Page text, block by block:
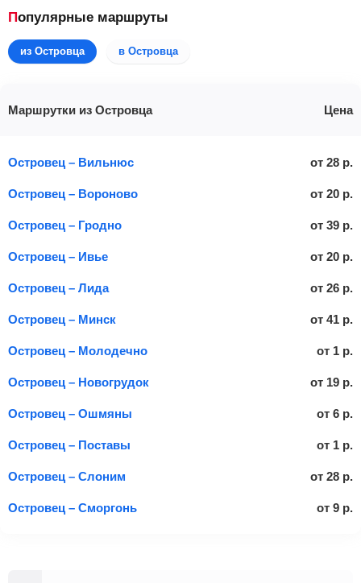
Популярные маршруты
из Островца в Островца
Маршрутки из Островца Цена
Островец – Вильнюс от 28 р.
Островец – Вороново от 20 р.
Островец – Гродно от 39 р.
Островец – Ивье от 20 р.
Островец – Лида от 26 р.
Островец – Минск от 41 р.
Островец – Молодечно от 1 р.
Островец – Новогрудок от 19 р.
Островец – Ошмяны от 6 р.
Островец – Поставы от 1 р.
Островец – Слоним от 28 р.
Островец – Сморгонь от 9 р.